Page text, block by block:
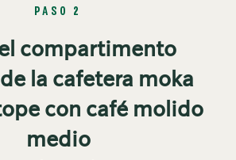
PASO 2
el compartimento
la cafetera moka
con café molido
medio